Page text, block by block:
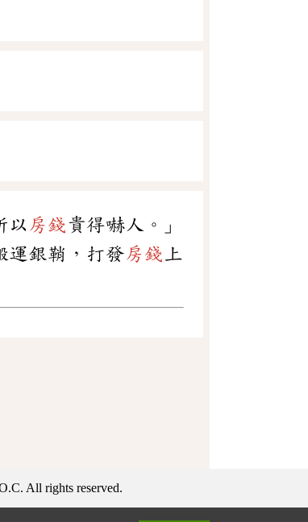
以房錢貴得嚇人。」
運銀鞘，打發房錢 上
All rights reserved.